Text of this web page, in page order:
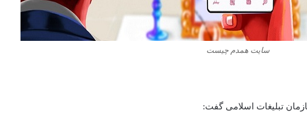
سایت همدم چیست
تبلیغات اسلامی گفت: